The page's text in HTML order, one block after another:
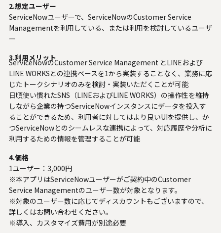
2.想定ユーザー
ServiceNowユーザーで、ServiceNowのCustomer Service
Managementを利用している、または利用を検討しているユーザ
ー
3.利用メリット
ServiceNowのCustomer Service Management とLINEおよび
LINE WORKSとの連携ベースを1から実装することなく、業務に応
じたトークシナリオのみを検討・実装いただくことが可能
日頃使い慣れたSNS（LINEおよびLINE WORKS）の操作性を維持
しながら企業の持つServiceNowインスタンスにデータを投入す
ることができるため、利用者に対してはより良いUIを提供し、か
つServiceNowとのシームレスな連携によって、対応履歴や分析に
利用するための情報を管理することが可能
4.価格
1ユーザー：3,000円
※本アプリはServiceNowユーザーがご契約中のCustomer
Service Managementのユーザー数が対象となります。
※対象のユーザー数に応じてディスカウントもございますので、
詳しくはお問い合わせください。
※導入、カスタマイズ費用が別途必要